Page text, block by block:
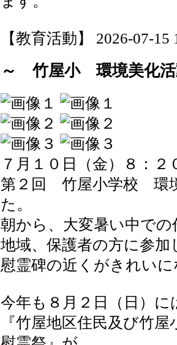
【教育活動】 2026-07-15
～ 竹屋小 環境美化
７月１０日（金）８：２
第２回 竹屋小学校 環
た。
朝から、大変暑い中で
地域、保護者の方に参
慰霊碑の近くがきれい
今年も８月２日（日）に
『竹屋地区住民及び竹